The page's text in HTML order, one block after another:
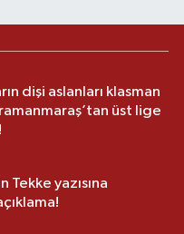
dişi aslanları klasman
üst lige
Tekke yazısına